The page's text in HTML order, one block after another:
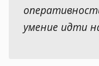
умение идти